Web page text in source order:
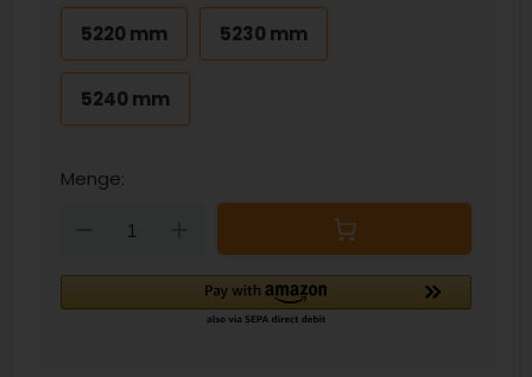
5220 mm 5230 mm
5240 mm
Menge:
Down